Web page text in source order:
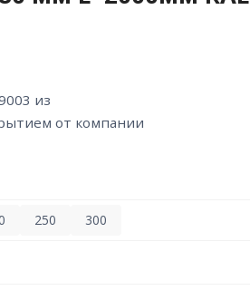
от компании
250 300